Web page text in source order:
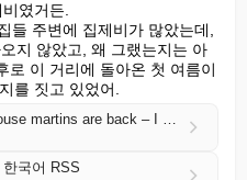
였거든.
들 주변에 집제비가 많았는데,
지 않았고, 왜 그랬는지는 아
로 이 거리에 돌아온 첫 여름이
를 짓고 있었어.
Young country diary: The house martins are back – I can hear the chicks from my bedroom
국어 RSS